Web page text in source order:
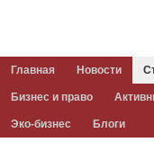
Главная Новости
Бизнес и право
Эко-бизнес Блоги